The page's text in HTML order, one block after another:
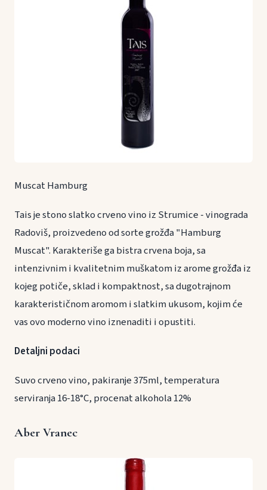
Muscat Hamburg
Tais je stono slatko crveno vino iz Strumice - vinograda
Radoviš, proizvedeno od sorte grožđa "Hamburg
Muscat". Karakteriše ga bistra crvena boja, sa
intenzivnim i kvalitetnim muškatom iz arome grožđa iz
kojeg potiče, sklad i kompaktnost, sa dugotrajnom
karakterističnom aromom i slatkim ukusom, kojim će
vas ovo moderno vino iznenaditi i opustiti.
Detaljni podaci
Suvo crveno vino, pakiranje 375ml, temperatura
serviranja 16-18°C, procenat alkohola 12%
Aber Vranec